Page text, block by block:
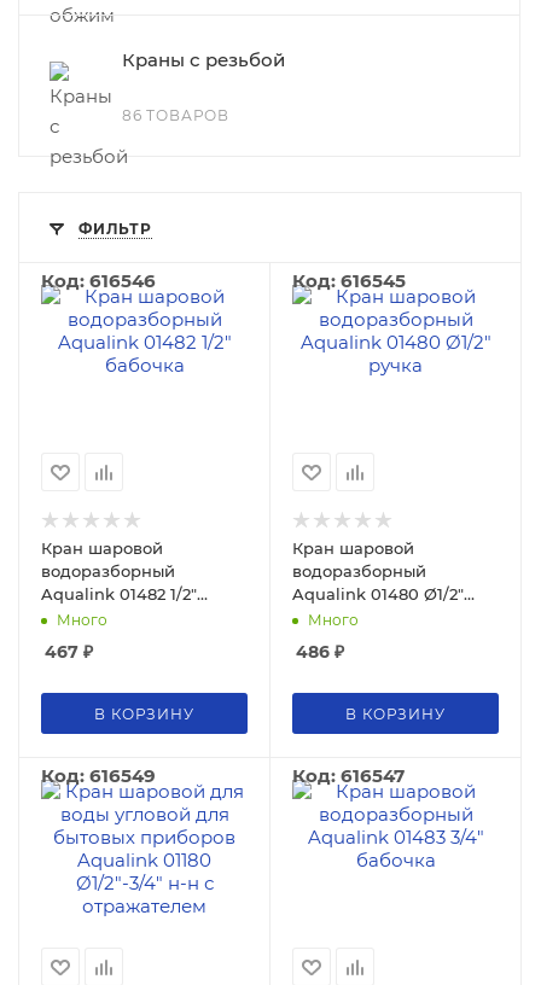
Краны с резьбой
86 ТОВАРОВ
ФИЛЬТР
Код: 616546
Кран шаровой
водоразборный
Aqualink 01482 1/2"
бабочка
Много
467 ₽
В КОРЗИНУ
Код: 616545
Кран шаровой
водоразборный
Aqualink 01480 Ø1/2"
ручка
Много
486 ₽
В КОРЗИНУ
Код: 616549 Код: 616547